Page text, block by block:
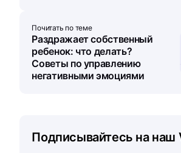
Почитать по теме
Раздражает собственный
ребенок: что делать?
Советы по управлению
негативными эмоциями
Подписывайтесь на наш